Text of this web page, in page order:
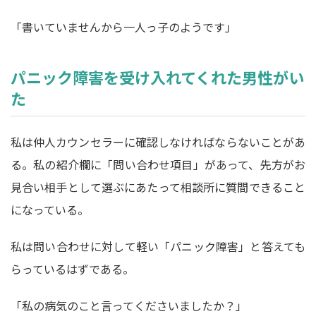
「書いていませんから一人っ子のようです」
パニック障害を受け入れてくれた男性がい
た
私は仲人カウンセラーに確認しなければならないことがあ
る。私の紹介欄に「問い合わせ項目」があって、先方がお
見合い相手として選ぶにあたって相談所に質間できること
になっている。
私は問い合わせに対して軽い「パニック障害」と答えても
らっているはずである。
「私の病気のこと言ってくださいましたか？」